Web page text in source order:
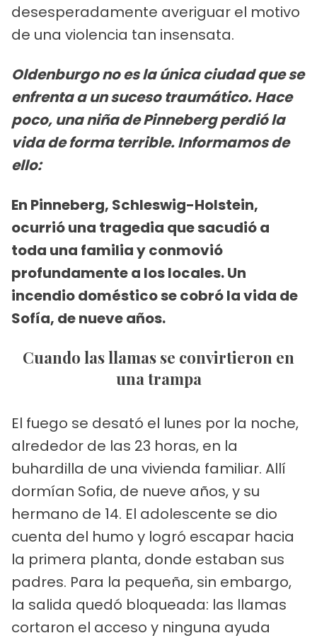
desesperadamente averiguar el motivo
de una violencia tan insensata.
Oldenburgo no es la única ciudad que se
enfrenta a un suceso traumático. Hace
poco, una niña de Pinneberg perdió la
vida de forma terrible. Informamos de
ello:
En Pinneberg, Schleswig-Holstein,
ocurrió una tragedia que sacudió a
toda una familia y conmovió
profundamente a los locales. Un
incendio doméstico se cobró la vida de
Sofía, de nueve años.
Cuando las llamas se convirtieron en
una trampa
El fuego se desató el lunes por la noche,
alrededor de las 23 horas, en la
buhardilla de una vivienda familiar. Allí
dormían Sofia, de nueve años, y su
hermano de 14. El adolescente se dio
cuenta del humo y logró escapar hacia
la primera planta, donde estaban sus
padres. Para la pequeña, sin embargo,
la salida quedó bloqueada: las llamas
cortaron el acceso y ninguna ayuda